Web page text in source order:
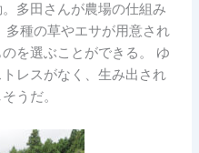
多田さんが農場の仕組み
多種の草やエサが用意され
を選ぶことができる。 ゆ
レスがなく、生み出され
うだ。